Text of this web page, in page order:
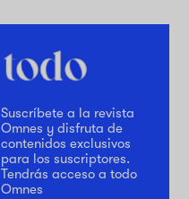
Suscríbete a la revista
Omnes y disfruta de
contenidos exclusivos
para los suscriptores.
Tendrás acceso a todo
Omnes